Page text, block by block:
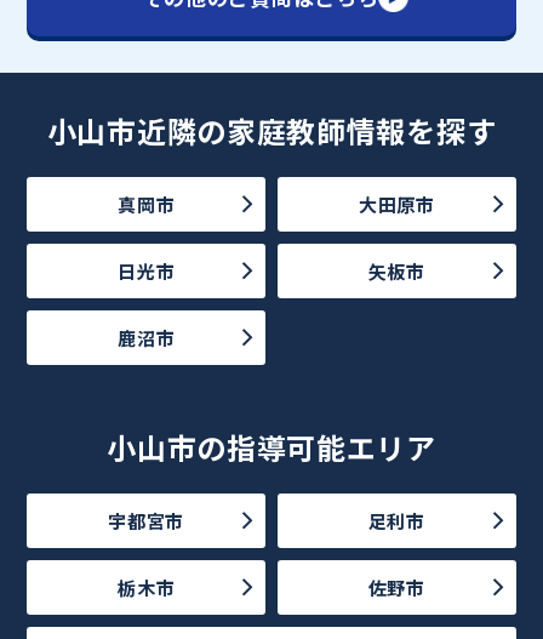
小山市近隣の家庭教師情報を探す
真岡市 大田原市
日光市 矢板市
鹿沼市
小山市の指導可能エリア
宇都宮市 足利市
栃木市 佐野市